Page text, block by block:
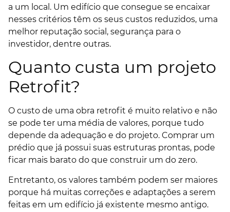
a um local. Um edifício que consegue se encaixar
nesses critérios têm os seus custos reduzidos, uma
melhor reputação social, segurança para o
investidor, dentre outras.
Quanto custa um projeto
Retrofit?
O custo de uma obra retrofit é muito relativo e não
se pode ter uma média de valores, porque tudo
depende da adequação e do projeto. Comprar um
prédio que já possui suas estruturas prontas, pode
ficar mais barato do que construir um do zero.
Entretanto, os valores também podem ser maiores
porque há muitas correções e adaptações a serem
feitas em um edifício já existente mesmo antigo.